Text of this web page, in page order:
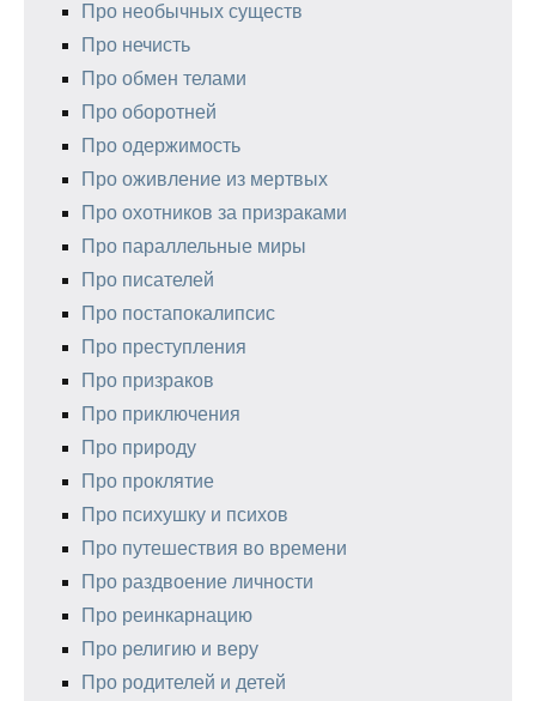
Про необычных существ
Про нечисть
Про обмен телами
Про оборотней
Про одержимость
Про оживление из мертвых
Про охотников за призраками
Про параллельные миры
Про писателей
Про постапокалипсис
Про преступления
Про призраков
Про приключения
Про природу
Про проклятие
Про психушку и психов
Про путешествия во времени
Про раздвоение личности
Про реинкарнацию
Про религию и веру
Про родителей и детей